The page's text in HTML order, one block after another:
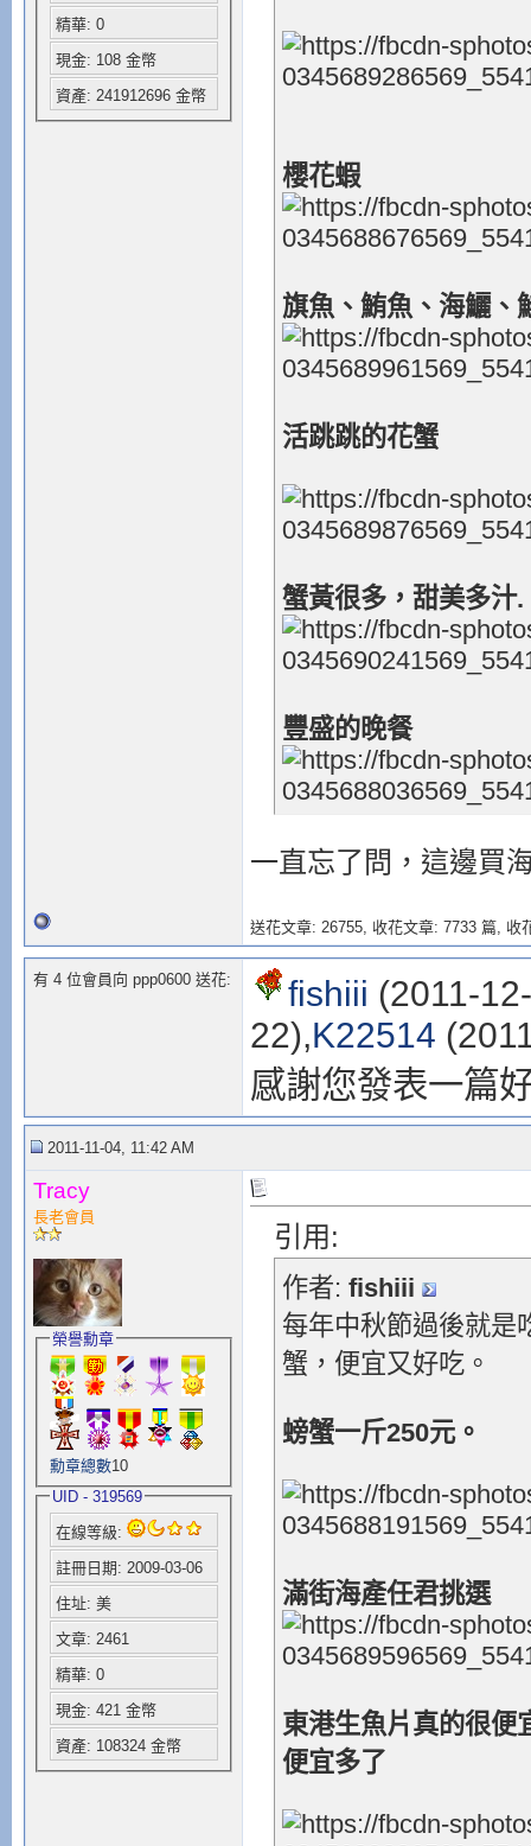
精華: 0
現金: 108 金幣
資產: 241912696 金幣
櫻花蝦
旗魚、鮪魚、海鱺、
活跳跳的花蟹
蟹黃很多，甜美多汁.
豐盛的晚餐
一直忘了問，這邊買
送花文章: 26755, 收花文章: 7733 篇, 收
有 4 位會員向 ppp0600 送花: fishiii (2011-
22),K22514
感謝您發表一篇
2011-11-04, 11:42 AM
Tracy
長老會員
榮譽勳章
勳章總數10
UID - 319569
在線等級:
註冊日期: 2009-03-06
住址: 美
文章: 2461
精華: 0
現金: 421 金幣
資產: 108324 金幣
引用:
作者: fishiii
每年中秋節過後就是
蟹，便宜又好吃。
螃蟹一斤250元。
滿街海產任君挑選
東港生魚片真的很便
便宜多了